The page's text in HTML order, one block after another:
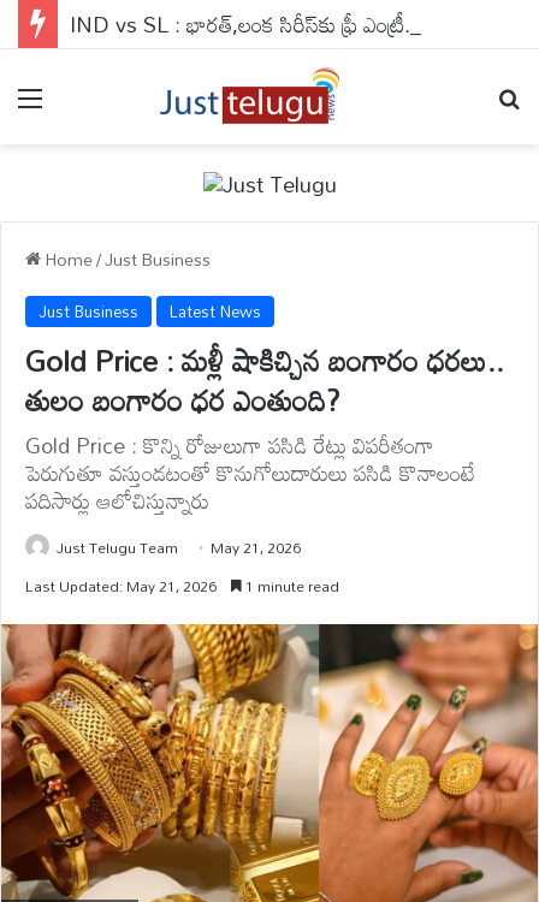
Menu
Home/Just Business
Just Business Latest News
Gold Price : మళ్లీ షాకిచ్చిన బంగారం ధరలు..
తులం బంగారం ధర ఎంతుంది?
Gold Price : కొన్ని రోజులుగా పసిడి రేట్లు విపరీతంగా
పెరుగుతూ వస్తుండటంతో కొనుగోలుదారులు పసిడి కొనాలంటే
పదిసార్లు ఆలోచిస్తున్నారు
Just Telugu Team
May 21, 2026
Last Updated: May 21, 2026
1 minute read